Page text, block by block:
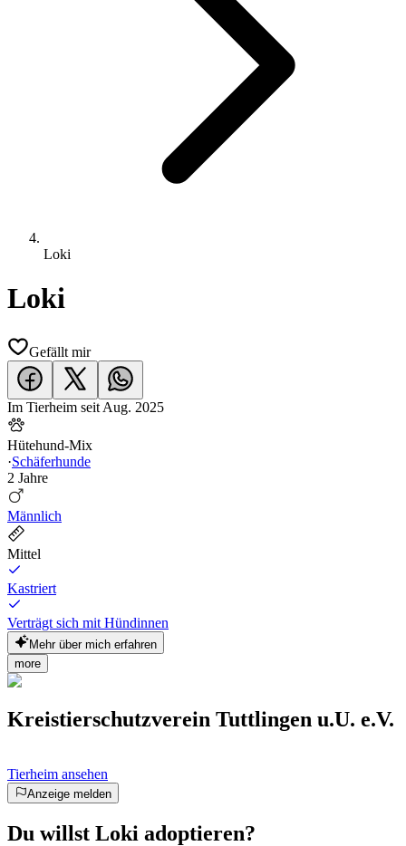
Loki
Loki
Gefällt mir
Im Tierheim seit Aug. 2025
Hütehund-Mix
·Schäferhunde
2 Jahre
Männlich
Mittel
Kastriert
Verträgt sich mit Hündinnen
Mehr über mich erfahren
more
Kreistierschutzverein Tuttlingen u.U. e.V.
Tierheim ansehen
Anzeige melden
Du willst Loki adoptieren?